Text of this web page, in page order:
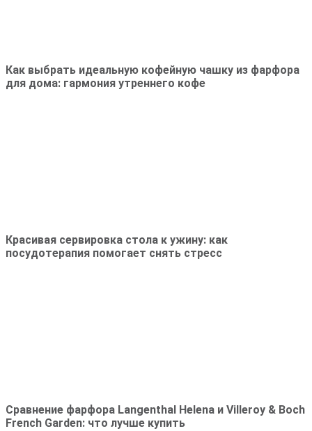
Как выбрать идеальную кофейную чашку из фарфора
для дома: гармония утреннего кофе
Красивая сервировка стола к ужину: как
посудотерапия помогает снять стресс
Сравнение фарфора Langenthal Helena и Villeroy & Boch
French Garden: что лучше купить